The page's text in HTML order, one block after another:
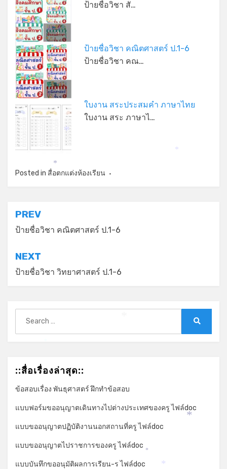
ป้ายชื่อวิชา สั…
ป้ายชื่อวิชา คณิตศาสตร์ ป.1-6
ป้ายชื่อวิชา คณ…
ใบงาน สระประสมคำ ภาษาไทย
ใบงาน สระ ภาษาไ…
Posted in สื่อตกแต่งห้องเรียน
แนะแนว
เรื่อง
PREV
ป้ายชื่อวิชา คณิตศาสตร์ ป.1-6
NEXT
ป้ายชื่อวิชา วิทยาศาสตร์ ป.1-6
for:
::สื่อเรื่องล่าสุด::
ข้อสอบเรื่อง พันธุศาสตร์ ฝึกทำข้อสอบ
แบบฟอร์มขออนุญาตเดินทางไปต่างประเทศของครู ไฟล์doc
แบบขออนุญาตปฏิบัติงานนอกสถานที่ครู ไฟล์doc
แบบขออนุญาตไปราชการของครู ไฟล์doc
แบบบันทึกขออนุมัติผลการเรียน-ร ไฟล์doc
*
*
*
*